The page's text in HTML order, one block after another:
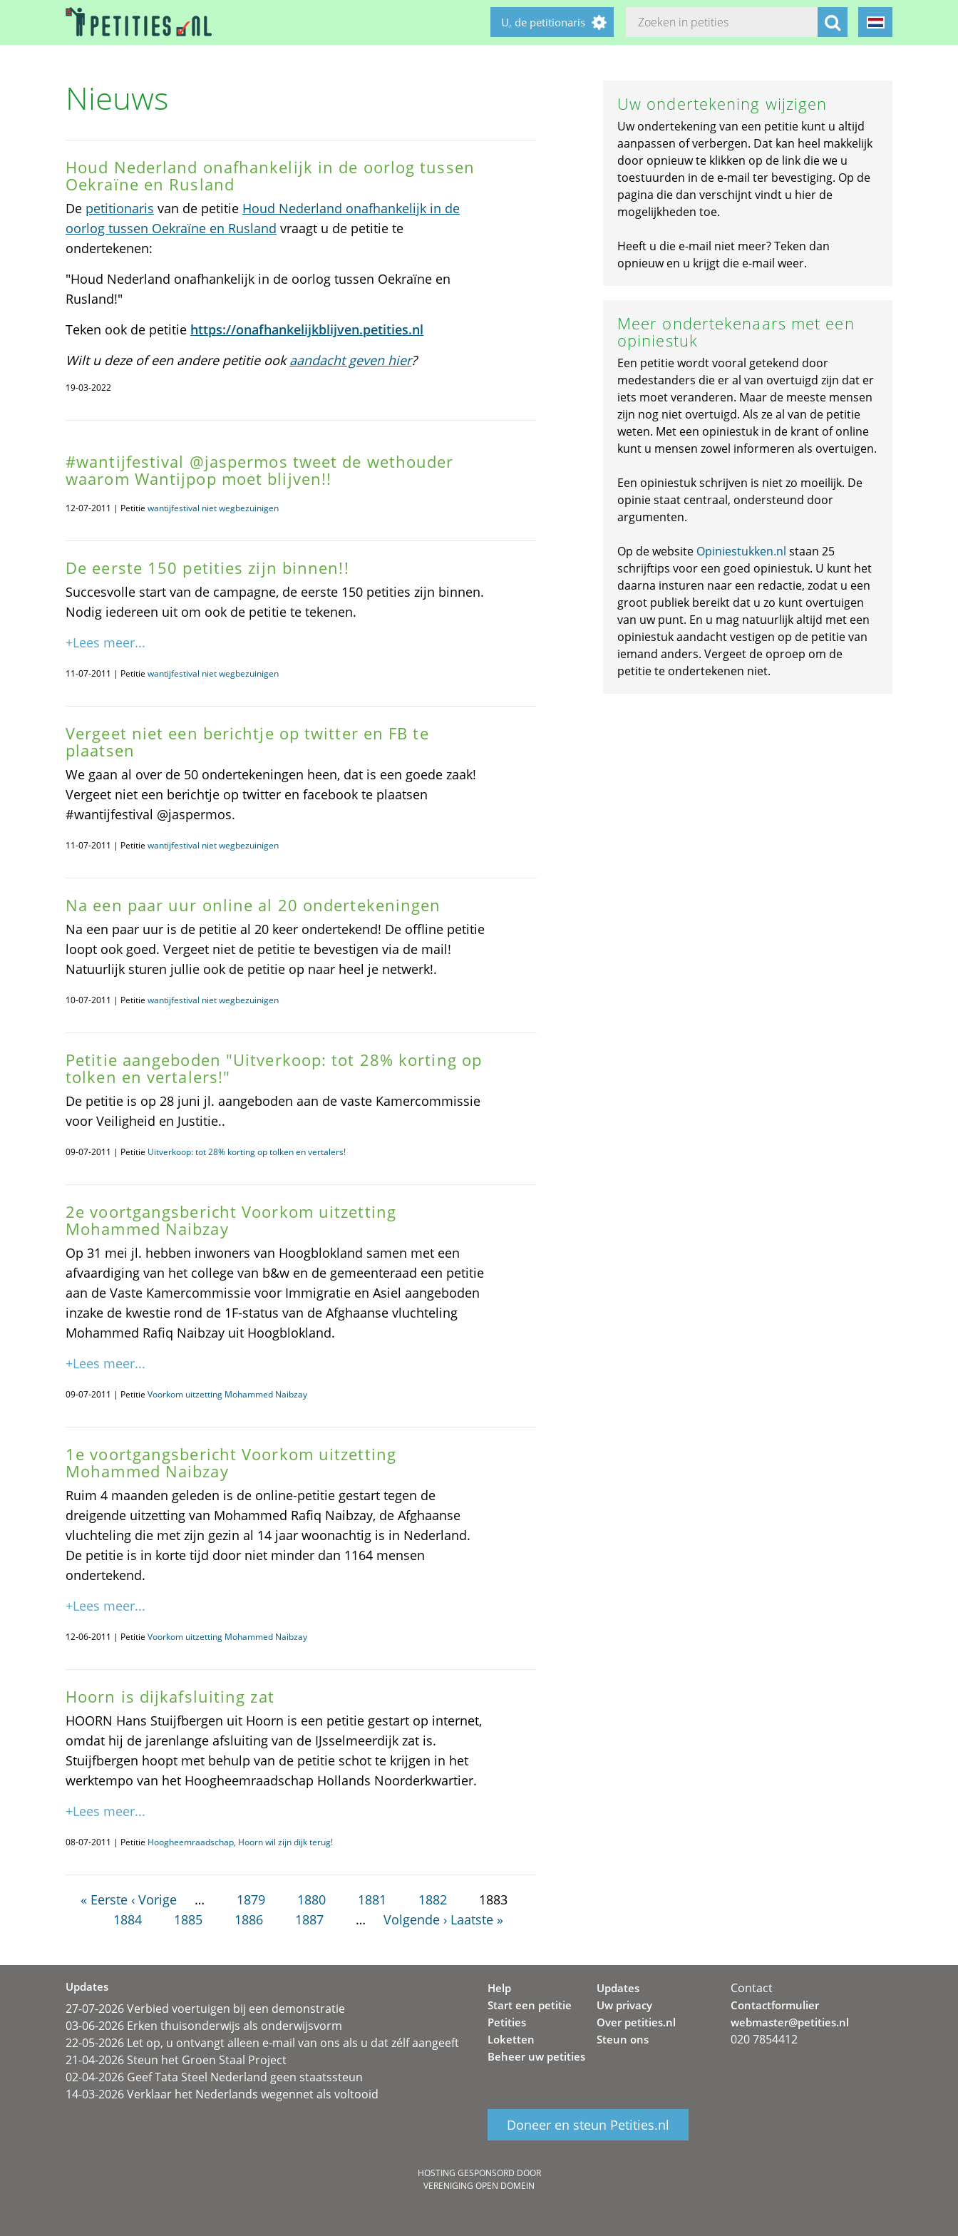
U, de petitionaris
Nieuws
Houd Nederland onafhankelijk in de oorlog tussen
Oekraïne en Rusland
De petitionaris van de petitie Houd Nederland onafhankelijk in de
oorlog tussen Oekraïne en Rusland vraagt u de petitie te
ondertekenen:
"Houd Nederland onafhankelijk in de oorlog tussen Oekraïne en
Rusland!"
Teken ook de petitie https://onafhankelijkblijven.petities.nl
Wilt u deze of een andere petitie ookaandacht geven hier?
19-03-2022
#wantijfestival @jaspermos tweet de wethouder
waarom Wantijpop moet blijven!!
12-07-2011 | Petitie wantijfestival niet wegbezuinigen
De eerste 150 petities zijn binnen!!
Succesvolle start van de campagne, de eerste 150 petities zijn binnen.
Nodig iedereen uit om ook de petitie te tekenen.
+Lees meer...
11-07-2011 | Petitie wantijfestival niet wegbezuinigen
Vergeet niet een berichtje op twitter en FB te
plaatsen
We gaan al over de 50 ondertekeningen heen, dat is een goede zaak!
Vergeet niet een berichtje op twitter en facebook te plaatsen
#wantijfestival @jaspermos.
11-07-2011 | Petitie wantijfestival niet wegbezuinigen
Na een paar uur online al 20 ondertekeningen
Na een paar uur is de petitie al 20 keer ondertekend! De offline petitie
loopt ook goed. Vergeet niet de petitie te bevestigen via de mail!
Natuurlijk sturen jullie ook de petitie op naar heel je netwerk!.
10-07-2011 | Petitie wantijfestival niet wegbezuinigen
Petitie aangeboden "Uitverkoop: tot 28% korting op
tolken en vertalers!"
De petitie is op 28 juni jl. aangeboden aan de vaste Kamercommissie
voor Veiligheid en Justitie..
09-07-2011 | Petitie Uitverkoop: tot 28% korting op tolken en vertalers!
2e voortgangsbericht Voorkom uitzetting
Mohammed Naibzay
Op 31 mei jl. hebben inwoners van Hoogblokland samen met een
afvaardiging van het college van b&w en de gemeenteraad een petitie
aan de Vaste Kamercommissie voor Immigratie en Asiel aangeboden
inzake de kwestie rond de 1F-status van de Afghaanse vluchteling
Mohammed Rafiq Naibzay uit Hoogblokland.
+Lees meer...
09-07-2011 | Petitie Voorkom uitzetting Mohammed Naibzay
1e voortgangsbericht Voorkom uitzetting
Mohammed Naibzay
Ruim 4 maanden geleden is de online-petitie gestart tegen de
dreigende uitzetting van Mohammed Rafiq Naibzay, de Afghaanse
vluchteling die met zijn gezin al 14 jaar woonachtig is in Nederland.
De petitie is in korte tijd door niet minder dan 1164 mensen
ondertekend.
+Lees meer...
12-06-2011 | Petitie Voorkom uitzetting Mohammed Naibzay
Hoorn is dijkafsluiting zat
HOORN Hans Stuijfbergen uit Hoorn is een petitie gestart op internet,
omdat hij de jarenlange afsluiting van de IJsselmeerdijk zat is.
Stuijfbergen hoopt met behulp van de petitie schot te krijgen in het
werktempo van het Hoogheemraadschap Hollands Noorderkwartier.
+Lees meer...
08-07-2011 | Petitie Hoogheemraadschap, Hoorn wil zijn dijk terug!
« Eerste ‹ Vorige … 1879 1880 1881 1882
1883
1884
1885 1886 1887 … Volgende › Laatste »
Uw ondertekening wijzigen
Uw ondertekening van een petitie kunt u altijd
aanpassen of verbergen. Dat kan heel makkelijk
door opnieuw te klikken op de link die we u
toestuurden in de e-mail ter bevestiging. Op de
pagina die dan verschijnt vindt u hier de
mogelijkheden toe.
Heeft u die e-mail niet meer? Teken dan
opnieuw en u krijgt die e-mail weer.
Meer ondertekenaars met een
opiniestuk
Een petitie wordt vooral getekend door
medestanders die er al van overtuigd zijn dat er
iets moet veranderen. Maar de meeste mensen
zijn nog niet overtuigd. Als ze al van de petitie
weten. Met een opiniestuk in de krant of online
kunt u mensen zowel informeren als overtuigen.
Een opiniestuk schrijven is niet zo moeilijk. De
opinie staat centraal, ondersteund door
argumenten.
Op de website Opiniestukken.nl staan 25
schrijftips voor een goed opiniestuk. U kunt het
daarna insturen naar een redactie, zodat u een
groot publiek bereikt dat u zo kunt overtuigen
van uw punt. En u mag natuurlijk altijd met een
opiniestuk aandacht vestigen op de petitie van
iemand anders. Vergeet de oproep om de
petitie te ondertekenen niet.
Updates
27-07-2026 Verbied voertuigen bij een demonstratie
03-06-2026 Erken thuisonderwijs als onderwijsvorm
22-05-2026 Let op, u ontvangt alleen e-mail van ons als u dat zélf aangeeft
21-04-2026 Steun het Groen Staal Project
02-04-2026 Geef Tata Steel Nederland geen staatssteun
14-03-2026 Verklaar het Nederlands wegennet als voltooid
Help
Start een petitie
Petities
Loketten
Beheer uw petities
Updates
Uw privacy
Over petities.nl
Steun ons
Doneer en steun Petities.nl
Contact
Contactformulier
webmaster@petities.nl
020 7854412
HOSTING GESPONSORD DOOR
VERENIGING OPEN DOMEIN